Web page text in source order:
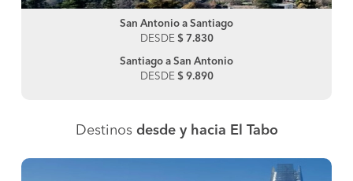
San Antonio a Santiago
DESDE $ 7.830
Santiago a San Antonio
DESDE $ 9.890
Destinos desde y hacia El Tabo